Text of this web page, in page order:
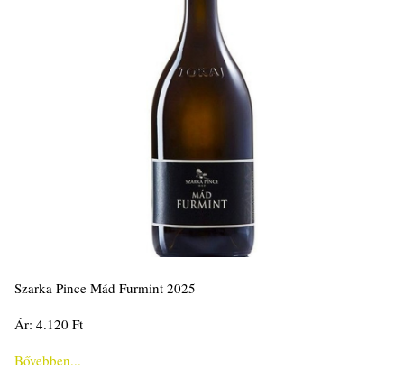
Szarka Pince Mád Furmint 2025
Ár: 4.120 Ft
Bővebben...